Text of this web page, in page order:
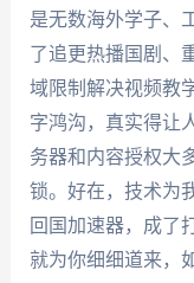
是无数海外学子、
了追更热播国剧、
域限制解决视频教
字鸿沟，真实得让
务器和内容授权大
锁。好在，技术为
回国加速器，成了
就为你细细道来，